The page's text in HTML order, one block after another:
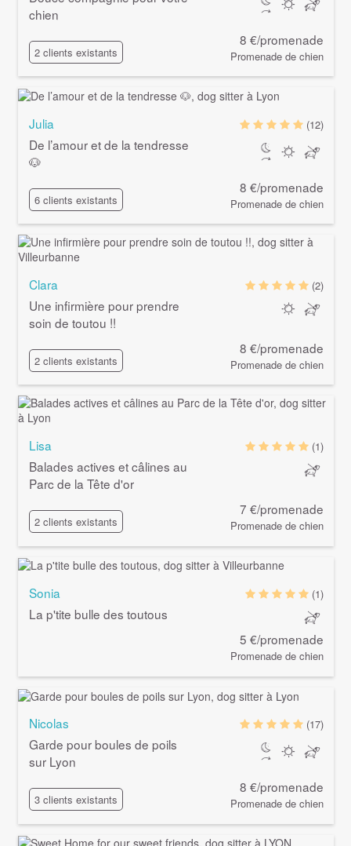
chien
2 clients existants
8 €/promenade
Promenade de chien
Julia
De l’amour et de la tendresse
🐶
6 clients existants
(12)
8 €/promenade
Promenade de chien
Clara
Une infirmière pour prendre
soin de toutou !!
2 clients existants
(2)
8 €/promenade
Promenade de chien
Lisa
Balades actives et câlines au
Parc de la Tête d'or
2 clients existants
(1)
7 €/promenade
Promenade de chien
Sonia
La p'tite bulle des toutous
(1)
5 €/promenade
Promenade de chien
Nicolas
Garde pour boules de poils
sur Lyon
3 clients existants
(17)
8 €/promenade
Promenade de chien